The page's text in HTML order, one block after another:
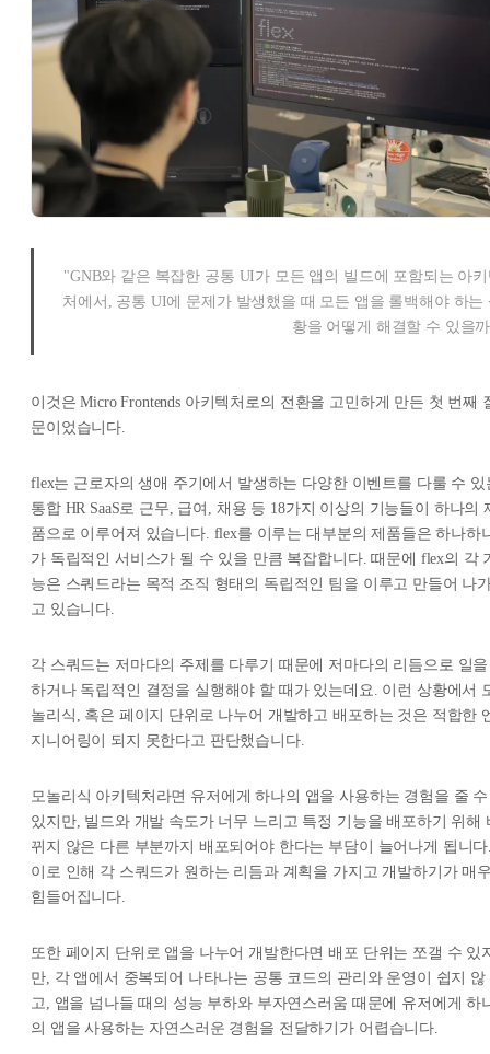
"GNB와 같은 복잡한 공통 UI가 모든 앱의 빌드에 포함되는 아
처에서, 공통 UI에 문제가 발생했을 때 모든 앱을 롤백해야 하는
황을 어떻게 해결할 수 있을
이것은 Micro Frontends 아키텍처로의 전환을 고민하게 만든 첫 번째
문이었습니다.
flex는 근로자의 생애 주기에서 발생하는 다양한 이벤트를 다룰 수 있
통합 HR SaaS로 근무, 급여, 채용 등 18가지 이상의 기능들이 하나의
품으로 이루어져 있습니다. flex를 이루는 대부분의 제품들은 하나하
가 독립적인 서비스가 될 수 있을 만큼 복잡합니다. 때문에 flex의 각
능은 스쿼드라는 목적 조직 형태의 독립적인 팀을 이루고 만들어 나
고 있습니다.
각 스쿼드는 저마다의 주제를 다루기 때문에 저마다의 리듬으로 일을
하거나 독립적인 결정을 실행해야 할 때가 있는데요. 이런 상황에서
놀리식, 혹은 페이지 단위로 나누어 개발하고 배포하는 것은 적합한
지니어링이 되지 못한다고 판단했습니다.
모놀리식 아키텍처라면 유저에게 하나의 앱을 사용하는 경험을 줄 수
있지만, 빌드와 개발 속도가 너무 느리고 특정 기능을 배포하기 위해
뀌지 않은 다른 부분까지 배포되어야 한다는 부담이 늘어나게 됩니
이로 인해 각 스쿼드가 원하는 리듬과 계획을 가지고 개발하기가 매
힘들어집니다.
또한 페이지 단위로 앱을 나누어 개발한다면 배포 단위는 쪼갤 수 있
만, 각 앱에서 중복되어 나타나는 공통 코드의 관리와 운영이 쉽지 않
고, 앱을 넘나들 때의 성능 부하와 부자연스러움 때문에 유저에게 하
의 앱을 사용하는 자연스러운 경험을 전달하기가 어렵습니다.